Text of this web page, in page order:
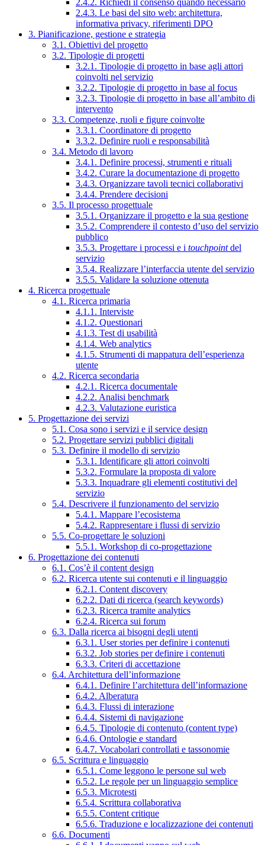
2.4.2. Richiedi il consenso quando necessario
2.4.3. Le basi del sito web: architettura,
informativa privacy, riferimenti DPO
3. Pianificazione, gestione e strategia
3.1. Obiettivi del progetto
3.2. Tipologie di progetti
3.2.1. Tipologie di progetto in base agli attori
coinvolti nel servizio
3.2.2. Tipologie di progetto in base al focus
3.2.3. Tipologie di progetto in base all’ambito di
intervento
3.3. Competenze, ruoli e figure coinvolte
3.3.1. Coordinatore di progetto
3.3.2. Definire ruoli e responsabilità
3.4. Metodo di lavoro
3.4.1. Definire processi, strumenti e rituali
3.4.2. Curare la documentazione di progetto
3.4.3. Organizzare tavoli tecnici collaborativi
3.4.4. Prendere decisioni
3.5. Il processo progettuale
3.5.1. Organizzare il progetto e la sua gestione
3.5.2. Comprendere il contesto d’uso del servizio
pubblico
3.5.3. Progettare i processi e i touchpointdel
servizio
3.5.4. Realizzare l’interfaccia utente del servizio
3.5.5. Validare la soluzione ottenuta
4. Ricerca progettuale
4.1. Ricerca primaria
4.1.1. Interviste
4.1.2. Questionari
4.1.3. Test di usabilità
4.1.4. Web analytics
4.1.5. Strumenti di mappatura dell’esperienza
utente
4.2. Ricerca secondaria
4.2.1. Ricerca documentale
4.2.2. Analisi benchmark
4.2.3. Valutazione euristica
5. Progettazione dei servizi
5.1. Cosa sono i servizi e il service design
5.2. Progettare servizi pubblici digitali
5.3. Definire il modello di servizio
5.3.1. Identificare gli attori coinvolti
5.3.2. Formulare la proposta di valore
5.3.3. Inquadrare gli elementi costitutivi del
servizio
5.4. Descrivere il funzionamento del servizio
5.4.1. Mappare l’ecosistema
5.4.2. Rappresentare i flussi di servizio
5.5. Co-progettare le soluzioni
5.5.1. Workshop di co-progettazione
6. Progettazione dei contenuti
6.1. Cos’è il content design
6.2. Ricerca utente sui contenuti e il linguaggio
6.2.1. Content discovery
6.2.2. Dati di ricerca (search keywords)
6.2.3. Ricerca tramite analytics
6.2.4. Ricerca sui forum
6.3. Dalla ricerca ai bisogni degli utenti
6.3.1. User stories per definire i contenuti
6.3.2. Job stories per definire i contenuti
6.3.3. Criteri di accettazione
6.4. Architettura dell’informazione
6.4.1. Definire l’architettura dell’informazione
6.4.2. Alberatura
6.4.3. Flussi di interazione
6.4.4. Sistemi di navigazione
6.4.5. Tipologie di contenuto (content type)
6.4.6. Ontologie e standard
6.4.7. Vocabolari controllati e tassonomie
6.5. Scrittura e linguaggio
6.5.1. Come leggono le persone sul web
6.5.2. Le regole per un linguaggio semplice
6.5.3. Microtesti
6.5.4. Scrittura collaborativa
6.5.5. Content critique
6.5.6. Traduzione e localizzazione dei contenuti
6.6. Documenti